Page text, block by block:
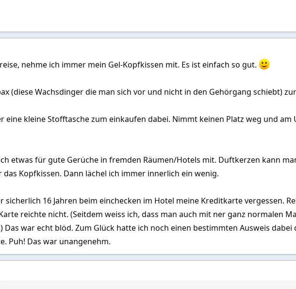
nehme ich immer mein Gel-Kopfkissen mit. Es ist einfach so gut.
(diese Wachsdinger die man sich vor und nicht in den Gehörgang schiebt)
eine kleine Stofftasche zum einkaufen dabei. Nimmt keinen Platz weg und am
etwas für gute Gerüche in fremden Räumen/Hotels mit. Duftkerzen kann
das Kopfkissen. Dann lächel ich immer innerlich ein wenig.
sicherlich 16 Jahren beim einchecken im Hotel meine Kreditkarte vergessen.
reichte nicht. (Seitdem weiss ich, dass man auch mit ner ganz normalen
Das war echt blöd. Zum Glück hatte ich noch einen bestimmten Ausweis
Puh! Das war unangenehm.